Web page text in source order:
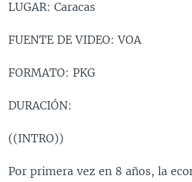
VENEZUELA
BRASIL
NICARAGUA
ECONOMÍA
ENTRETENIMIENTO Y CULTURA
CIENCIA Y SALUD
MULTIMEDIA
VIDEOS
PROGRAMAS TV
VISIÓN 360
LAS CLAVES
AUDIONOTICIAS
BUENOS DÍAS AMÉRICA
DOCUMENTALES DE LA VOA
Learning English
LUGAR: Caracas
FUENTE DE VIDEO: VOA
FORMATO: PKG
DURACIÓN:
((INTRO))
Por primera vez en 8 años, la